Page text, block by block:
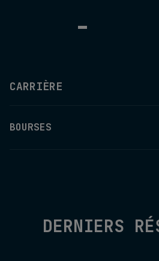
-
CARRIÈRE
BOURSES
DERNIERS